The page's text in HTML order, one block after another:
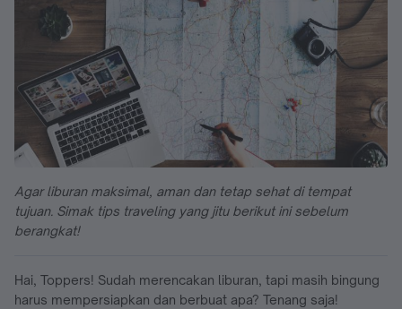
Agar liburan maksimal, aman dan tetap sehat di tempat
tujuan. Simak tips traveling yang jitu berikut ini sebelum
berangkat!
Hai, Toppers! Sudah merencakan liburan, tapi masih bingung
harus mempersiapkan dan berbuat apa? Tenang saja!